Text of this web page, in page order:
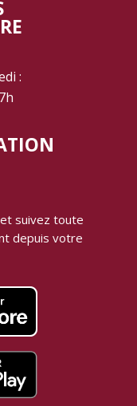
:
suivez toute
depuis votre